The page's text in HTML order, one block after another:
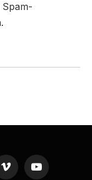
Vimeo YouTube